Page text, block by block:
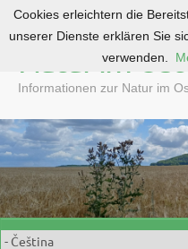
o
c
o
n
e
Natur im
Informationen zur Natur im
Cookies erleichtern die
unserer Dienste erklären Sie
verwenden.